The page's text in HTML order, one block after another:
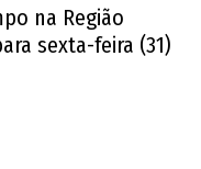
na Região
sexta-feira (31)